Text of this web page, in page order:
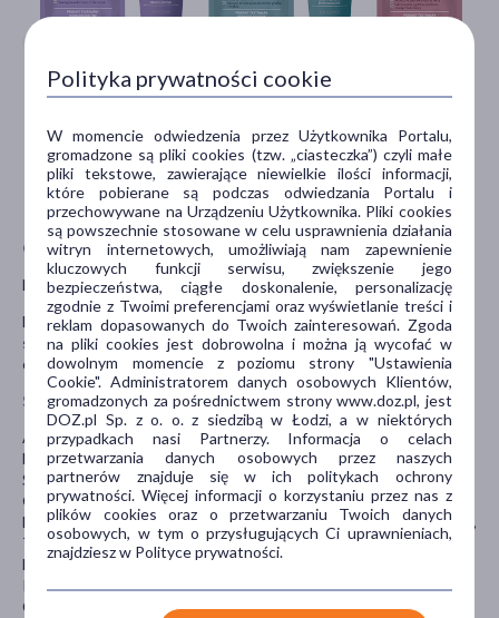
Opis
Enilome Pro
Maska rewitalizująca – pozostawia skórę aksamitnie gładką i
sprawia, że staje się widocznie ujędrniona. Wyrównuje koloryt
cery i zapewnia optymalny poziom nawilżenia.
Składniki/Ingredients
Aqua, Hydrogenated Polydecene, Glyceryl Stearate, Glycerin,
Dicaprylyl Carbonate, PPG-3 Benzyl Ether Myristate, PEG-100
Stearate, Dimethicone, Cetearyl Alcohol, Stearic Acid, Persea
Gratissima Oil, 3-0-Ethyl Ascorbic Acid, Disodium Phosphate,
Maris Aqua, Lactic Acid, Sodium Polyacrylate, Ethylhexyl Stearate,
Trideceth-6, Pentaerythrityl Tetra-Di-T-Butyl
Hydroxyhydrocinnamate, Tocopherol, Hydrolyzed Algae Extract,
Phenoxyethanol, Ethylhexylglycerin, Parfum, Benzyl Salicylate,
Citronellol, Coumarin, Linalool, Cl 16185.
Polityka prywatności cookie
W momencie odwiedzenia przez Użytkownika Portalu,
gromadzone są pliki cookies (tzw. „ciasteczka”) czyli małe
pliki tekstowe, zawierające niewielkie ilości informacji,
które pobierane są podczas odwiedzania Portalu i
przechowywane na Urządzeniu Użytkownika. Pliki cookies
są powszechnie stosowane w celu usprawnienia działania
witryn internetowych, umożliwiają nam zapewnienie
kluczowych funkcji serwisu, zwiększenie jego
bezpieczeństwa, ciągłe doskonalenie, personalizację
zgodnie z Twoimi preferencjami oraz wyświetlanie treści i
reklam dopasowanych do Twoich zainteresowań. Zgoda
na pliki cookies jest dobrowolna i można ją wycofać w
dowolnym momencie z poziomu strony "Ustawienia
Cookie". Administratorem danych osobowych Klientów,
gromadzonych za pośrednictwem strony www.doz.pl, jest
DOZ.pl Sp. z o. o. z siedzibą w Łodzi, a w niektórych
przypadkach nasi Partnerzy. Informacja o celach
przetwarzania danych osobowych przez naszych
partnerów znajduje się w ich politykach ochrony
prywatności. Więcej informacji o korzystaniu przez nas z
plików cookies oraz o przetwarzaniu Twoich danych
osobowych, w tym o przysługujących Ci uprawnieniach,
znajdziesz w Polityce prywatności.